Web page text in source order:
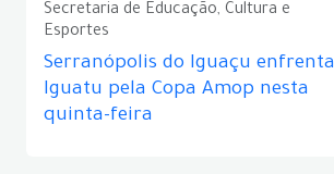
Secretaria de Educação, Cultura e
Esportes
Serranópolis do Iguaçu enfrenta
Iguatu pela Copa Amop nesta
quinta-feira